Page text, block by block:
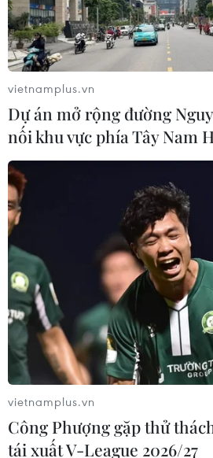
vietnamplus.vn
Dự án mở rộng đường
nối khu vực phía Tây Nam
vietnamplus.vn
Công Phượng gặp thử
tái xuất V-League 2026/27